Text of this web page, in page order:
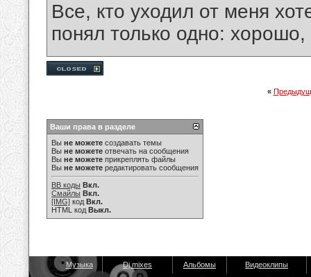
Все, кто уходил от меня
понял только одно:
«
Ваши права в разделе
Вы не можете создавать темы
Вы не можете отвечать на сообщения
Вы не можете прикреплять файлы
Вы не можете редактировать сообщения
BB коды Вкл.
Смайлы Вкл.
[IMG] код Вкл.
HTML код Выкл.
Музыка Dj mixes Альбомы Видеоклипы